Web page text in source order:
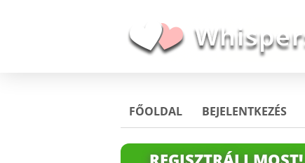
FŐOLDAL BEJELENTKEZÉS